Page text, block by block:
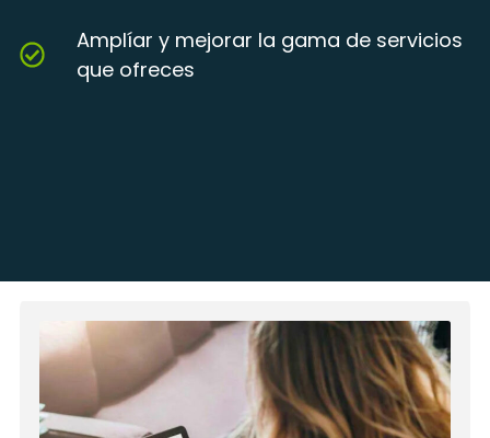
Amplíar y mejorar la gama de servicios
que ofreces